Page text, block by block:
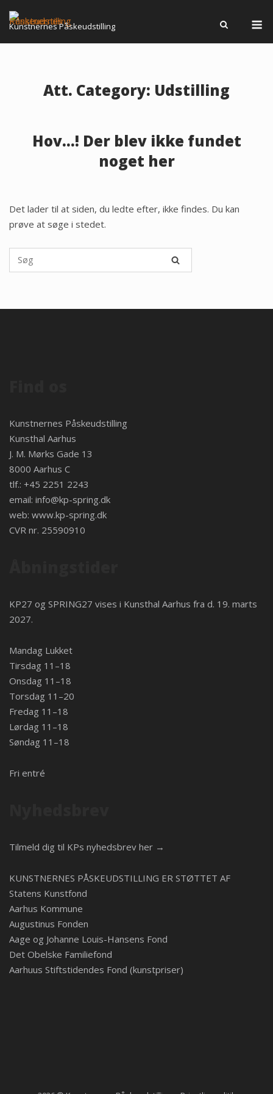
Kunstnernes Påskeudstilling
Att. Category: Udstilling
Hov...! Der blev ikke fundet
noget her
Det lader til at siden, du ledte efter, ikke findes. Du kan
prøve at søge i stedet.
Kunstnernes Påskeudstilling
Kunsthal Aarhus
J. M. Mørks Gade 13
8000 Aarhus C
tlf.: +45 2251 2243
email: info@kp-spring.dk
web: www.kp-spring.dk
CVR nr. 25590910
KP27 og SPRING27 vises i Kunsthal Aarhus fra d. 19. marts
2027.
Mandag Lukket
Tirsdag 11–18
Onsdag 11–18
Torsdag 11–20
Fredag 11–18
Lørdag 11–18
Søndag 11–18
Fri entré
Tilmeld dig til KPs nyhedsbrev her →
KUNSTNERNES PÅSKEUDSTILLING ER STØTTET AF
Statens Kunstfond
Aarhus Kommune
Augustinus Fonden
Aage og Johanne Louis-Hansens Fond
Det Obelske Familiefond
Aarhuus Stiftstidendes Fond (kunstpriser)